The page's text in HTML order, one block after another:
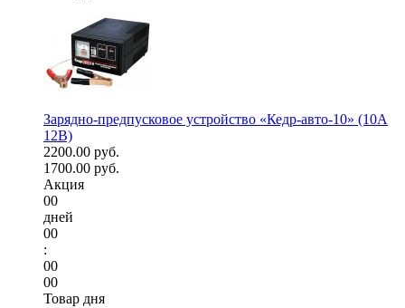
Зарядно-предпусковое устройство «Кедр-авто-10» (10A
12В)
2200.00 руб.
1700.00 руб.
Акция
00
дней
00
:
00
00
Товар дня